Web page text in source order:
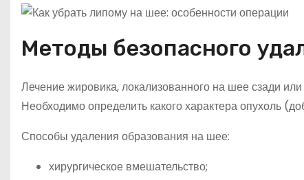
Методы безопасного
Лечение жировика, локализованного на шее сзади
Необходимо определить какого характера опухоль
Способы удаления образования на шее:
хирургическое вмешательство;